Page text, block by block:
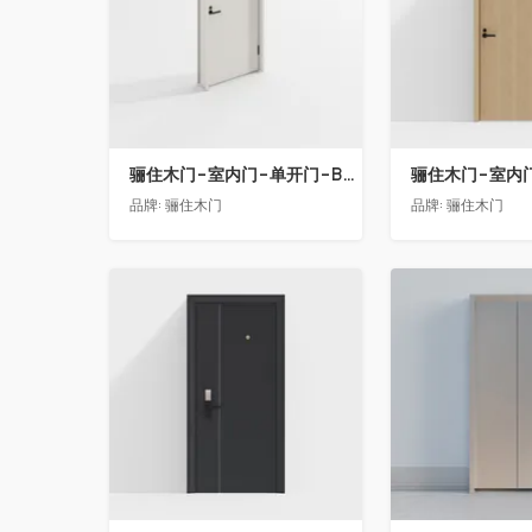
骊住木门-室内门-单开门-BFA-EF浅灰色
品牌: 骊住木门 品牌: 骊住木门
收藏 收藏